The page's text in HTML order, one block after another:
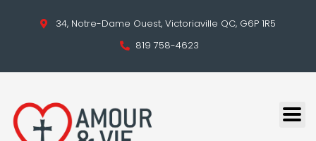
34, Notre-Dame Ouest, Victoriaville QC, G6P 1R5
819 758-4623